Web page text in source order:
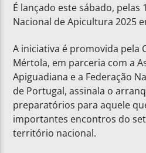
É lançado este sábado, pelas
Nacional de Apicultura 2025
A iniciativa é promovida pela
Mértola, em parceria com a
Apiguadiana e a Federação
de Portugal, assinala o
preparatórios para aquele
importantes encontros do
território nacional.